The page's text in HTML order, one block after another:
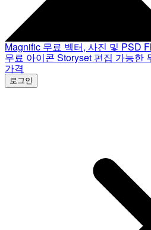
Magnific 무료 벡터, 사진 및 PSD
무료 아이콘 Storyset 편집 가능한
가격
로그인